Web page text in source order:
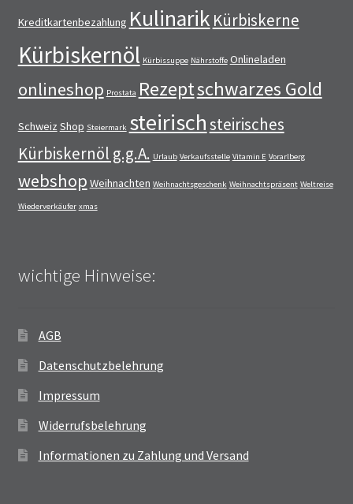
Kreditkartenbezahlung Kulinarik Kürbiskerne
Kürbiskernöl Kürbissuppe Nährstoffe Onlineladen
onlineshop Prostata Rezeptschwarzes Gold
Schweiz Shop Steiermark steirischsteirisches
Kürbiskernöl g.g.A. Urlaub Verkaufsstelle Vitamin E Vorarlberg
webshop Weihnachten Weihnachtsgeschenk Weihnachtspräsent Weltreise
Wiederverkäufer xmas
wichtige Hinweise:
AGB
Datenschutzbelehrung
Impressum
Widerrufsbelehrung
Informationen zu Zahlung und Versand